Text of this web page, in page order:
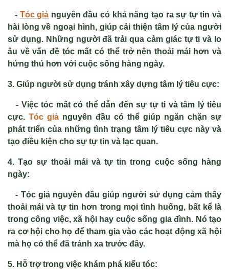
- Tóc giả nguyên đầu có khả năng tạo ra sự tự tin và
hài lòng về ngoại hình, giúp cải thiện tâm lý của người
sử dụng. Những người đã trải qua cảm giác tự ti và lo
âu về vấn đề tóc mất có thể trở nên thoải mái hơn và
hứng thú hơn với cuộc sống hàng ngày.
3. Giúp người sử dụng tránh xây dựng tâm lý tiêu cực:
- Việc tóc mất có thể dẫn đến sự tự ti và tâm lý tiêu
cực. Tóc giả nguyên đầu có thể giúp ngăn chặn sự
phát triển của những tình trạng tâm lý tiêu cực này và
tạo điều kiện cho sự tự tin và lạc quan.
4. Tạo sự thoải mái và tự tin trong cuộc sống hàng
ngày:
- Tóc giả nguyên đầu giúp người sử dụng cảm thấy
thoải mái và tự tin hơn trong mọi tình huống, bất kể là
trong công việc, xã hội hay cuộc sống gia đình. Nó tạo
ra cơ hội cho họ để tham gia vào các hoạt động xã hội
mà họ có thể đã tránh xa trước đây.
5. Hỗ trợ trong việc khám phá kiểu tóc: